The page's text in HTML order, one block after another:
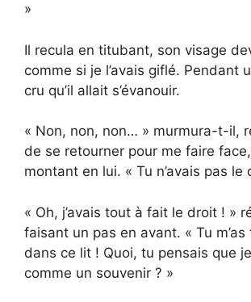
»
Il recula en titubant, son visage
comme si je l’avais giflé. Pendant
cru qu’il allait s’évanouir.
« Non, non, non… » murmura-t-il,
de se retourner pour me faire
montant en lui. « Tu n’avais pas le
« Oh, j’avais tout à fait le droit ! »
faisant un pas en avant. « Tu m’as
dans ce lit ! Quoi, tu pensais que
comme un souvenir ? »